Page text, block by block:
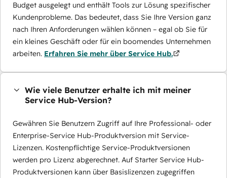
Budget ausgelegt und enthält Tools zur Lösung spezifischer
Kundenprobleme. Das bedeutet, dass Sie Ihre Version ganz
nach Ihren Anforderungen wählen können – egal ob Sie für
ein kleines Geschäft oder für ein boomendes Unternehmen
arbeiten. Erfahren Sie mehr über Service Hub.
Wie viele Benutzer erhalte ich mit meiner
Service Hub-Version?
Gewähren Sie Benutzern Zugriff auf Ihre Professional- oder
Enterprise-Service Hub-Produktversion mit Service-
Lizenzen. Kostenpflichtige Service-Produktversionen
werden pro Lizenz abgerechnet. Auf Starter Service Hub-
Produktversionen kann über Basislizenzen zugegriffen